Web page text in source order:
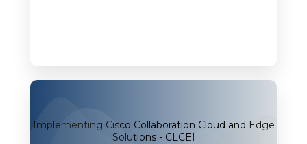
Implementing Cisco Collaboration Cloud and Edge
Solutions - CLCEI